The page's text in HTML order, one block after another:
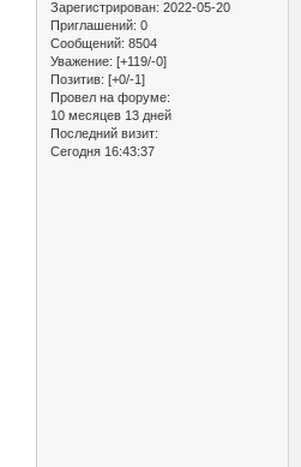
Зарегистрирован: 2022-05-20
Приглашений: 0
Сообщений: 8504
Уважение: [+119/-0]
Позитив: [+0/-1]
Провел на форуме:
10 месяцев 13 дней
Последний визит:
Сегодня 16:43:37